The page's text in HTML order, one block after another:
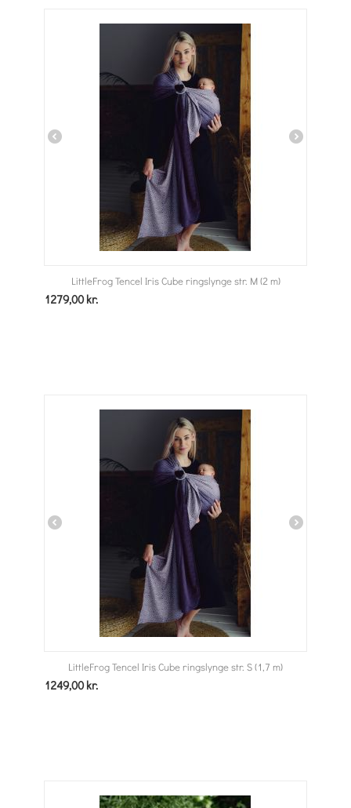
LittleFrog Tencel Iris Cube ringslynge str. M (2 m)
1279,00 kr.
LittleFrog Tencel Iris Cube ringslynge str. S (1,7 m)
1249,00 kr.